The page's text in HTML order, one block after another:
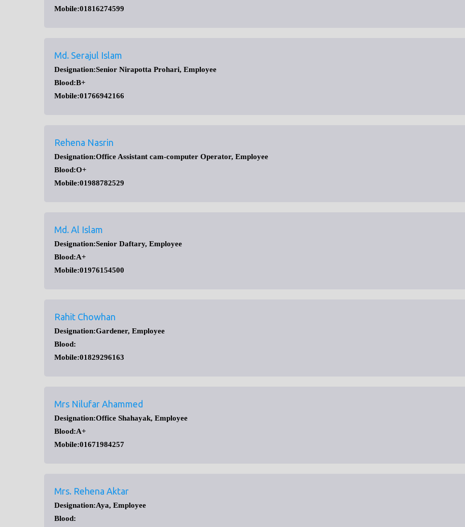
Mobile:01816274599
Md. Serajul Islam
Designation:Senior Nirapotta Prohari, Employee
Blood:B+
Mobile:01766942166
Rehena Nasrin
Designation:Office Assistant cam-computer Operator, Employee
Blood:O+
Mobile:01988782529
Md. Al Islam
Designation:Senior Daftary, Employee
Blood:A+
Mobile:01976154500
Rahit Chowhan
Designation:Gardener, Employee
Blood:
Mobile:01829296163
Mrs Nilufar Ahammed
Designation:Office Shahayak, Employee
Blood:A+
Mobile:01671984257
Mrs. Rehena Aktar
Designation:Aya, Employee
Blood: